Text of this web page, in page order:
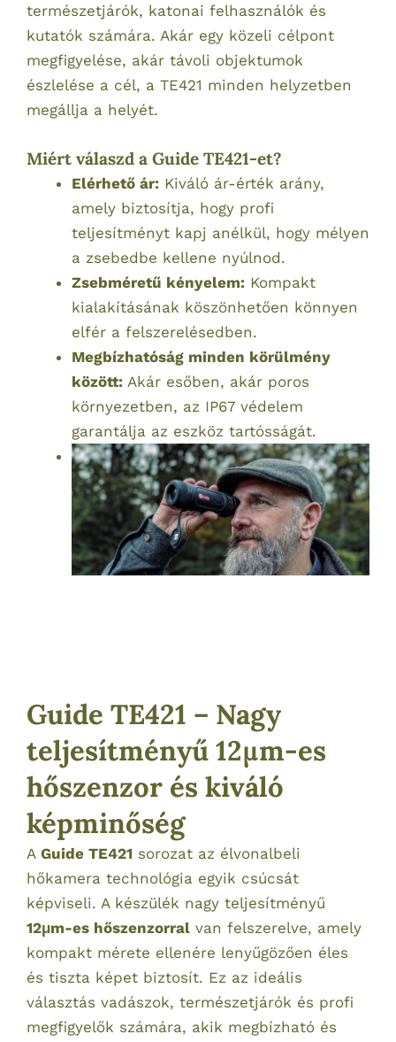
természetjárók, katonai felhasználók és
kutatók számára. Akár egy közeli célpont
megfigyelése, akár távoli objektumok
észlelése a cél, a TE421 minden helyzetben
megállja a helyét.
Miért válaszd a Guide TE421-et?
Elérhető ár: Kiváló ár-érték arány,
amely biztosítja, hogy profi
teljesítményt kapj anélkül, hogy mélyen
a zsebedbe kellene nyúlnod.
Zsebméretű kényelem: Kompakt
kialakításának köszönhetően könnyen
elfér a felszerelésedben.
Megbízhatóság minden körülmény
között: Akár esőben, akár poros
környezetben, az IP67 védelem
garantálja az eszköz tartósságát.
Guide TE421 – Nagy
teljesítményű 12μm-es
hőszenzor és kiváló
képminőség
A Guide TE421 sorozat az élvonalbeli
hőkamera technológia egyik csúcsát
képviseli. A készülék nagy teljesítményű
12μm-es hőszenzorral van felszerelve, amely
kompakt mérete ellenére lenyűgözően éles
és tiszta képet biztosít. Ez az ideális
választás vadászok, természetjárók és profi
megfigyelők számára, akik megbízható és